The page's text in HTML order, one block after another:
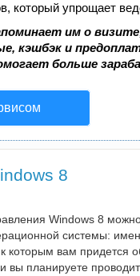
который упрощает
им о
кэшбэк и
больше
8
Windows 8
системы:
к которым вам придется
вы планируете